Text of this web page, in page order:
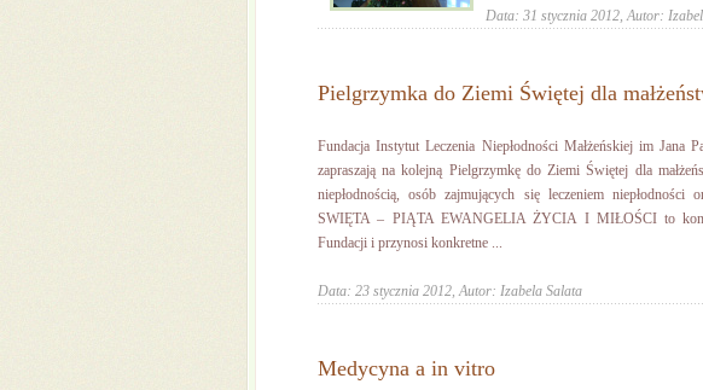
Data: 31 stycznia 2012,Autor:
Pielgrzymka do Ziemi Świętej dla
Fundacja Instytut Leczenia Niepłodności Małżeńskiej im Jana
zapraszają na kolejną Pielgrzymkę do Ziemi Świętej dla
niepłodnością, osób zajmujących się leczeniem
SWIĘTA – PIĄTA EWANGELIA ŻYCIA I MIŁOŚCI to
Fundacji i przynosi konkretne ...
Data: 23 stycznia 2012,Autor: Izabela Salata
Medycyna a in vitro